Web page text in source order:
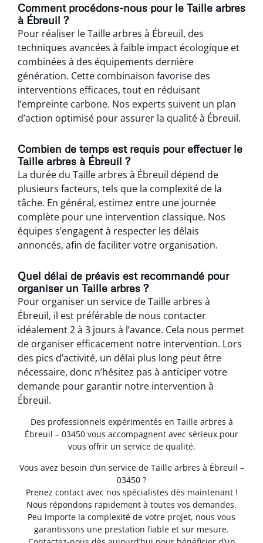
Comment procédons-nous pour le Taille arbres
à Ébreuil ?
Pour réaliser le Taille arbres à Ébreuil, des
techniques avancées à faible impact écologique et
combinées à des équipements dernière
génération. Cette combinaison favorise des
interventions efficaces, tout en réduisant
l’empreinte carbone. Nos experts suivent un plan
d’action optimisé pour assurer la qualité à Ébreuil.
Combien de temps est requis pour effectuer le
Taille arbres à Ébreuil ?
La durée du Taille arbres à Ébreuil dépend de
plusieurs facteurs, tels que la complexité de la
tâche. En général, estimez entre une journée
complète pour une intervention classique. Nos
équipes s’engagent à respecter les délais
annoncés, afin de faciliter votre organisation.
Quel délai de préavis est recommandé pour
organiser un Taille arbres ?
Pour organiser un service de Taille arbres à
Ébreuil, il est préférable de nous contacter
idéalement 2 à 3 jours à l’avance. Cela nous permet
de organiser efficacement notre intervention. Lors
des pics d’activité, un délai plus long peut être
nécessaire, donc n’hésitez pas à anticiper votre
demande pour garantir notre intervention à
Ébreuil.
Des professionnels expérimentés en Taille arbres à
Ébreuil – 03450 vous accompagnent avec sérieux pour
vous offrir un service de qualité.
Vous avez besoin d’un service de Taille arbres à Ébreuil –
03450 ?
Prenez contact avec nos spécialistes dès maintenant !
Nous répondons rapidement à toutes vos demandes.
Peu importe la complexité de votre projet, nous vous
garantissons une prestation fiable et sur mesure.